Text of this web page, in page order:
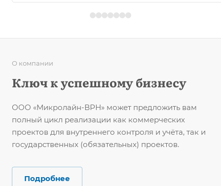
О компании
Ключ к успешному бизнесу
ООО «Микролайн-ВРН» может предложить вам
полный цикл реализации как коммерческих
проектов для внутреннего контроля и учёта, так и
государственных (обязательных) проектов.
Подробнее